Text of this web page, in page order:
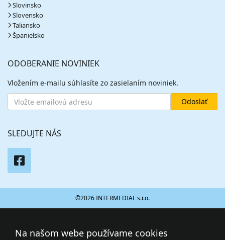
Slovinsko
Slovensko
Taliansko
Španielsko
ODOBERANIE NOVINIEK
Vložením e-mailu súhlasíte zo zasielaním noviniek.
SLEDUJTE NÁS
©2026 INTERMEDIAL s.r.o.
Na našom webe používame cookies